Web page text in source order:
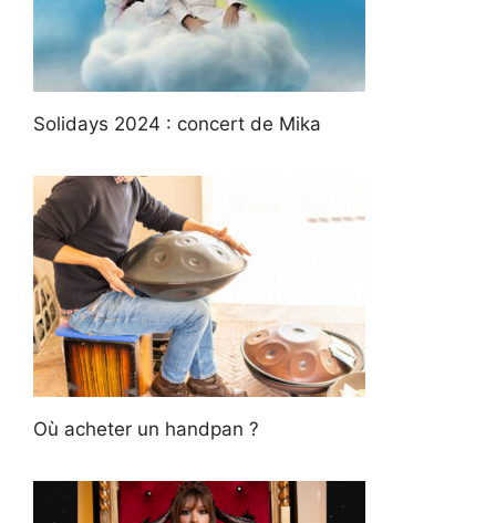
Solidays 2024 : concert de Mika
Où acheter un handpan ?